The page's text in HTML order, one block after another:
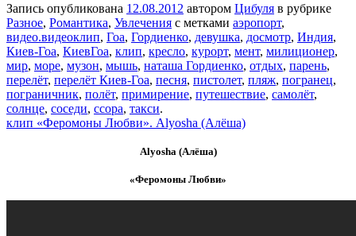
Запись опубликована 12.08.2012 автором Цибуля в рубрике
Разное, Романтика, Увлечения с метками аэропорт,
видео.видеоклип, Гоа, Гордиенко, девушка, досмотр, Индия,
Киев-Гоа, КиевГоа, клип, кресло, курорт, мент, милиционер,
мир, море, музон, мышь, наташа Гордиенко, отдых, парень,
перелёт, перелёт Киев-Гоа, песня, пистолет, пляж, погранец,
пограничник, полёт, примирение, путешествие, самолёт,
солнце, соседи, ссора, такси.
клип «Феромоны Любви». Alyosha (Алёша)
Alyosha (Алёша)
«Феромоны Любви»